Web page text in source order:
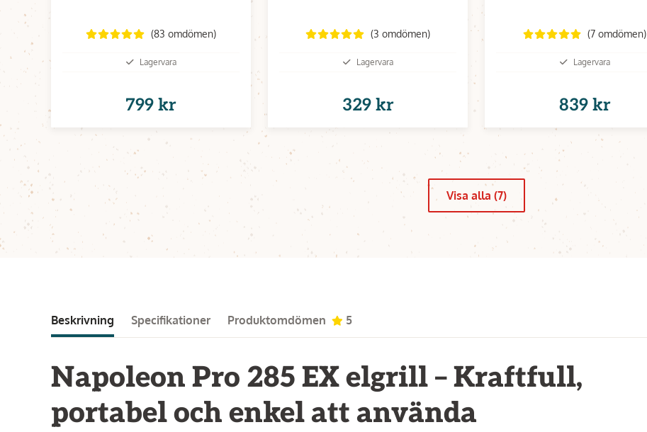
(83 omdömen)
Lagervara
799 kr
(3 omdömen)
Lagervara
329 kr
(7 omdömen)
Lagervara
839 kr
Visa alla (7)
Beskrivning Specifikationer Produktomdömen 5
Napoleon Pro 285 EX elgrill – Kraftfull,
portabel och enkel att använda